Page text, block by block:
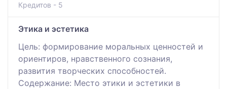
Кредитов - 5
Этика и эстетика
Цель: формирование моральных ценностей и
ориентиров, нравственного сознания,
развития творческих способностей.
Содержание: Место этики и эстетики в